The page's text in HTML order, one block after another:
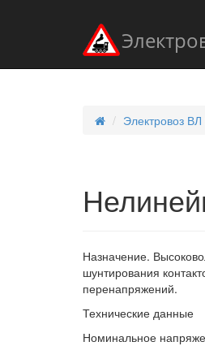
Электровоз ВЛ
Назначение.
шунтирования
перенапряжений.
Технические данные
Номинальное